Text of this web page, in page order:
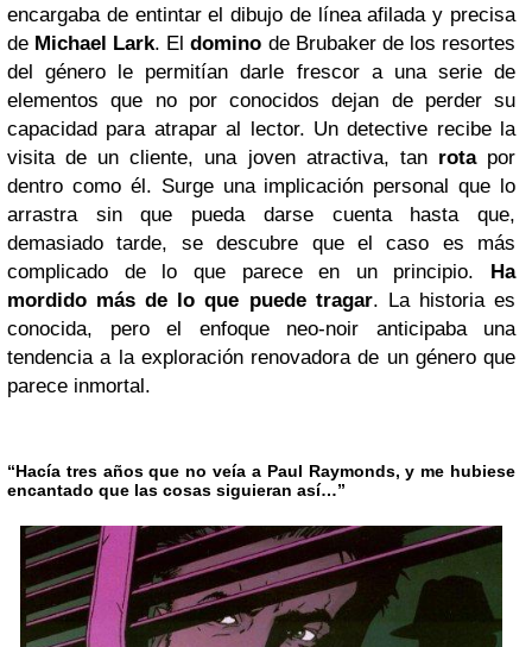
encargaba de entintar el dibujo de línea afilada y precisa
de Michael Lark. Eldomino de Brubaker de los resortes
del género le permitían darle frescor a una serie de
elementos que no por conocidos dejan de perder su
capacidad para atrapar al lector. Un detective recibe la
visita de un cliente, una joven atractiva, tan rotapor
dentro como él. Surge una implicación personal que lo
arrastra sin que pueda darse cuenta hasta que,
demasiado tarde, se descubre que el caso es más
complicado de lo que parece en un principio.
Ha
mordido más de lo que puede tragar. La historia es
conocida, pero el enfoque neo-noir anticipaba una
tendencia a la exploración renovadora de un género que
parece inmortal.
“Hacía tres años que no veía a Paul Raymonds, y me hubiese
encantado que las cosas siguieran así…”